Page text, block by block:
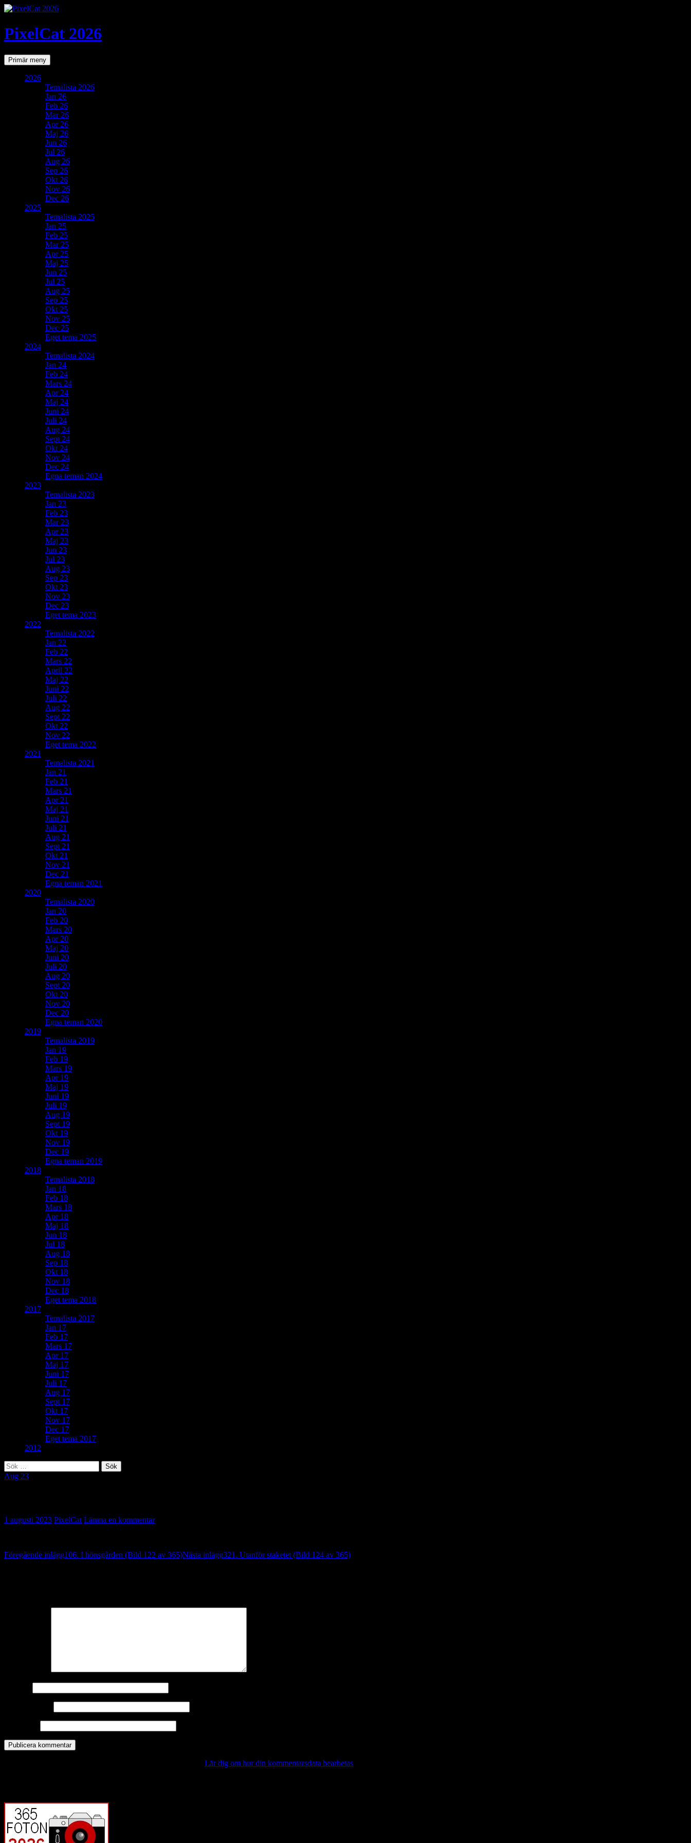
PixelCat 2026
SökPrimär meny Gå
till
2026
Temalista 2026
Jan 26
Feb 26
Mar 26
Apr 26
Maj 26
Jun 26
Jul 26
Aug 26
Sep 26
Okt 26
Nov 26
Dec 26
2025
Temalista 2025
Jan 25
Feb 25
Mar 25
Apr 25
Maj 25
Jun 25
Jul 25
Aug 25
Sep 25
Okt 25
Nov 25
Dec 25
Eget tema 2025
2024
Temalista 2024
Jan 24
Feb 24
Mars 24
Apr 24
Maj 24
Juni 24
Juli 24
Aug 24
Sept 24
Okt 24
Nov 24
Dec 24
Egna teman 2024
2023
Temalista 2023
Jan 23
Feb 23
Mar 23
Apr 23
Maj 23
Jun 23
Jul 23
Aug 23
Sep 23
Okt 23
Nov 23
Dec 23
Eget tema 2023
2022
Temalista 2022
Jan 22
Feb 22
Mars 22
April 22
Maj 22
Juni 22
Juli 22
Aug 22
Sept 22
Okt 22
Nov 22
Eget tema 2022
2021
Temalista 2021
Jan 21
Feb 21
Mars 21
Apr 21
Maj 21
Juni 21
Juli 21
Aug 21
Sept 21
Okt 21
Nov 21
Dec 21
Egna teman 2021
2020
Temalista 2020
Jan 20
Feb 20
Mars 20
Apr 20
Maj 20
Juni 20
Juli 20
Aug 20
Sept 20
Okt 20
Nov 20
Dec 20
Egna teman 2020
2019
Temalista 2019
Jan 19
Feb 19
Mars 19
Apr 19
Maj 19
Juni 19
Juli 19
Aug 19
Sept 19
Okt 19
Nov 19
Dec 19
Egna teman 2019
2018
Temalista 2018
Jan 18
Feb 18
Mars 18
Apr 18
Maj 18
Jun 18
Jul 18
Aug 18
Sep 18
Okt 18
Nov 18
Dec 18
Eget tema 2018
2017
Temalista 2017
Jan 17
Feb 17
Mars 17
Apr 17
Maj 17
Juni 17
Juli 17
Aug 17
Sept 17
Okt 17
Nov 17
Dec 17
Eget tema 2017
2012
Sök
efter:
Aug 23
1 augusti 2023 PixelCat Lämna en kommentar
Inläggsnavigering
Föregående inlägg106. I hönsgården (Bild 122 av 365)Nästa inlägg321. Utanför staketet (Bild 124 av 365)
Lär dig om hur din kommentarsdata bearbetas